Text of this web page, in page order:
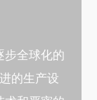
步全球化的
的生产设